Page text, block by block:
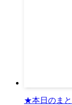
★本日のまと